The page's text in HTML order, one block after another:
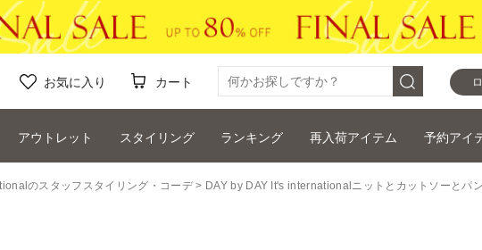
お気に入り カート
アウトレット スタイリング ランキング 再入荷アイテム 予約アイ
のスタッフスタイリング・コーデ DAY by DAY It's internationalニットとカットソーとパ